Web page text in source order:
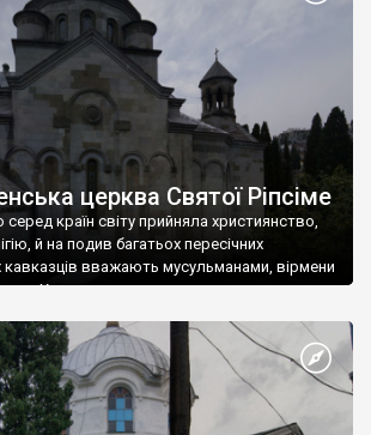
церква Святої Ріпсіме
країн світу прийняла християнство,
й на подив багатьох пересічних
кавказців вважають мусульманами, вірмени
Христа